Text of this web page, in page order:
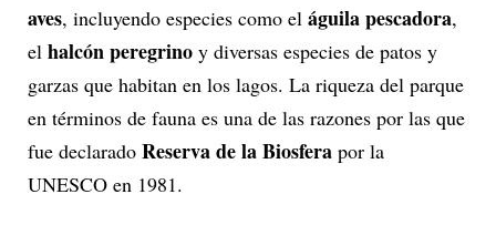
aves, incluyendo especies como el águila pescadora,
el halcón peregrino y diversas especies de patos y
garzas que habitan en los lagos. La riqueza del parque
en términos de fauna es una de las razones por las que
fue declarado Reserva de la Biosfera por la
UNESCO en 1981.